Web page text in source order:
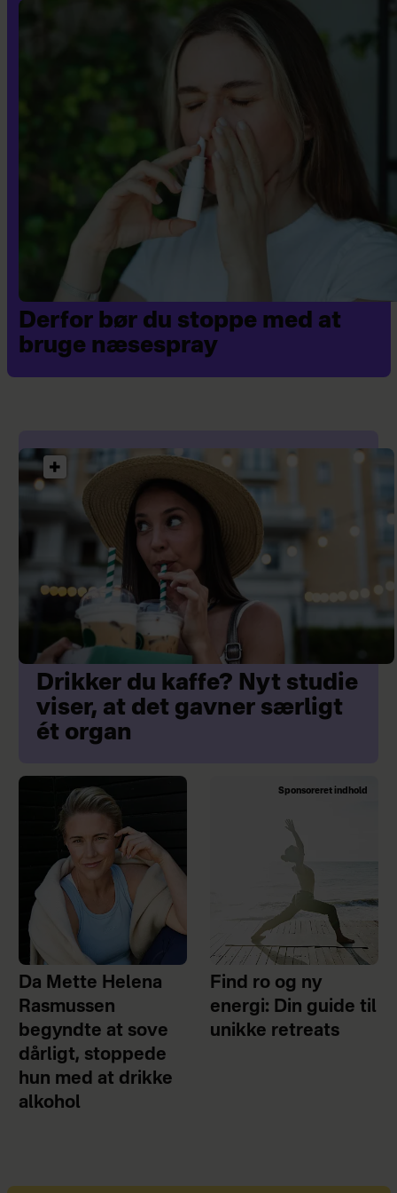
for nogle – eller komme igen og igen.
Man tager kun medicin, så længe det
forventes, at man har symptomer.
– Det er ikke en livslang behandling,
selvom nogle kan have brug for
medicinen i længere tid, hvis man har
gentagne depressioner. Hvis man ikke
har effekt af medicinen, findes der jo
også andre behandlingsformer som fx
psykoterapi, siger Torsten Bjørn
Jacobsen og uddyber:
– Især for de lette og moderate grader
af depression kan psykoterapi være en
bedre behandling, selvom det
røre ved mange og svære følelser.
Derfor bør du stoppe med at
bruge næsespray
Drikker du kaffe? Nyt studie
viser, at det gavner særligt
ét organ
Da Mette Helena
Rasmussen
begyndte at sove
dårligt, stoppede
hun med at drikke
alkohol
Sponsoreret indhold
Find ro og ny
energi: Din guide til
unikke retreats